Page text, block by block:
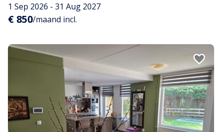
1 Sep 2026 - 31 Aug 2027
€ 850/maand incl.